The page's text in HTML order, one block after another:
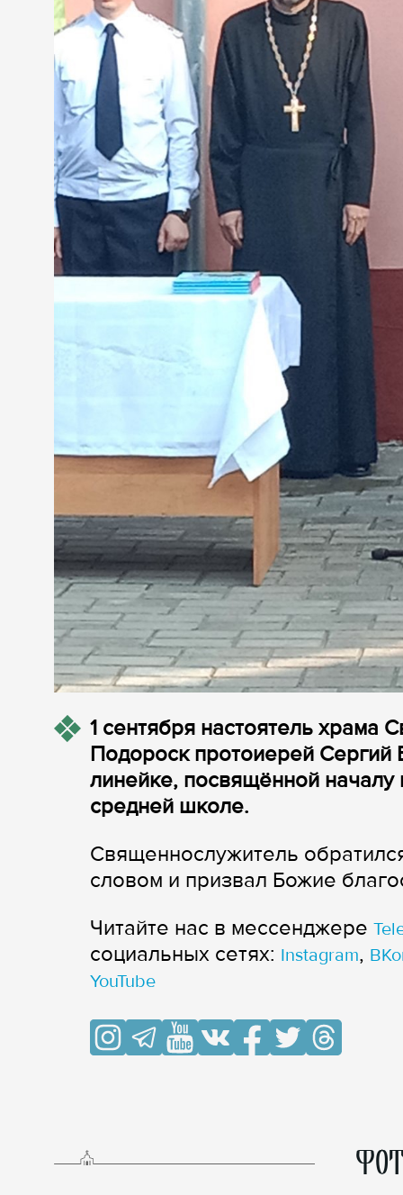
1 сентября настоятель храма
Подороск протоиерей Сергий
линейке, посвящённой началу
средней школе.
Священнослужитель
словом и призвал Божие
Читайте нас в мессенджере
cоциальных сетях: Instagram,
YouTube